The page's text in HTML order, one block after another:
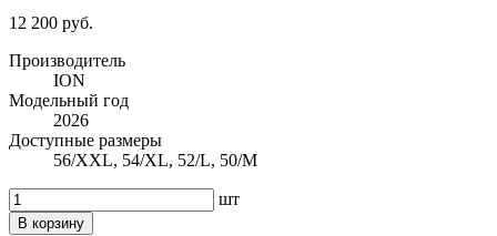
12 200 руб.
Производитель
ION
Модельный год
2026
Доступные размеры
56/XXL, 54/XL, 52/L, 50/M
шт
В корзину